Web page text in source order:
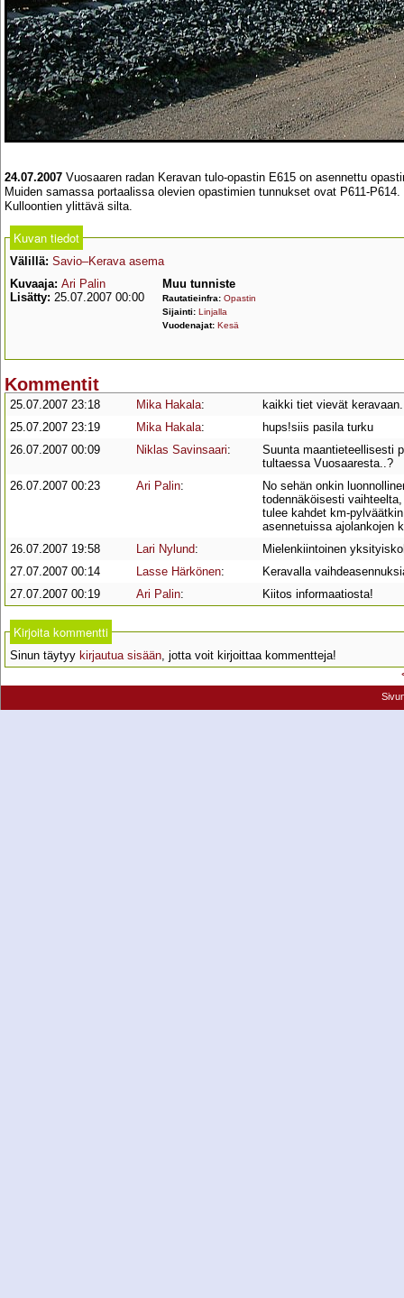
24.07.2007 Vuosaaren radan Keravan tulo-opastin E615 on asennettu
Muiden samassa portaalissa olevien opastimien tunnukset ovat P611-
Kulloontien ylittävä silta.
Kuvan tiedot
Välillä: Savio–Kerava asema
Kuvaaja: Ari Palin
Lisätty: 25.07.2007 00:00
Muu tunniste
Rautatieinfra: Opastin
Sijainti: Linjalla
Vuodenajat: Kesä
Kommentit
25.07.2007 23:18 Mika Hakala:
kaikki tiet vievät
25.07.2007 23:19
Mika Hakala:
hups!siis pasila turku
26.07.2007 00:09
Niklas Savinsaari:
Suunta maantieteellisesti
tultaessa Vuosaaresta..?
26.07.2007 00:23
Ari Palin:
No sehän onkin
todennäköisesti
tulee kahdet km-
asennetuissa ajolankojen
26.07.2007 19:58
Lari Nylund:
Mielenkiintoinen
27.07.2007 00:14
Lasse Härkönen:
Keravalla
27.07.2007 00:19
Ari Palin: Kiitos informaatiosta!
Kirjoita kommentti
Sinun täytyy kirjautua sisään, jotta voit kirjoittaa kommentteja!